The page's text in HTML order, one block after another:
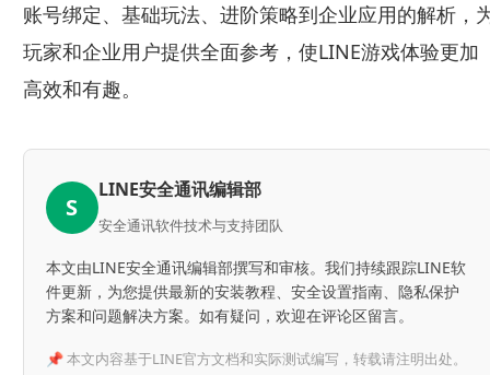
账号绑定、基础玩法、进阶策略到企业应用的解析，
玩家和企业用户提供全面参考，使LINE游戏体验更加
高效和有趣。
S
LINE安全通讯编辑部
安全通讯软件技术与支持团队
本文由LINE安全通讯编辑部撰写和审核。我们持续跟踪LINE软
件更新，为您提供最新的安装教程、安全设置指南、隐私保护
方案和问题解决方案。如有疑问，欢迎在评论区留言。
📌 本文内容基于LINE官方文档和实际测试编写，转载请注明出处。